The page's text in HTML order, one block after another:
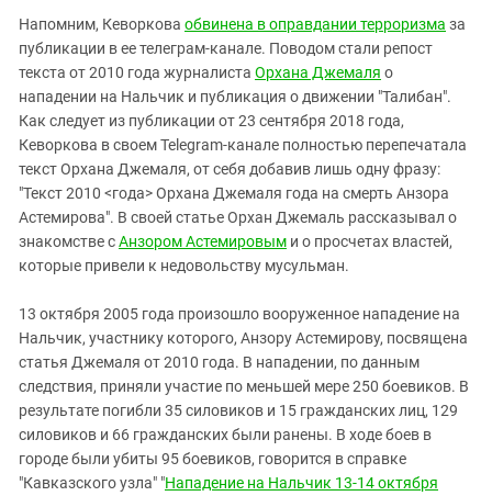
Напомним, Кеворкова обвинена в оправдании терроризма за
публикации в ее телеграм-канале. Поводом стали репост
текста от 2010 года журналиста Орхана Джемаля о
нападении на Нальчик и публикация о движении "Талибан".
Как следует из публикации от 23 сентября 2018 года,
Кеворкова в своем Telegram-канале полностью перепечатала
текст Орхана Джемаля, от себя добавив лишь одну фразу:
"Текст 2010 <года> Орхана Джемаля года на смерть Анзора
Астемирова". В своей статье Орхан Джемаль рассказывал о
знакомстве сАнзором Астемировым и о просчетах властей,
которые привели к недовольству мусульман.
13 октября 2005 года произошло вооруженное нападение на
Нальчик, участнику которого, Анзору Астемирову, посвящена
статья Джемаля от 2010 года. В нападении, по данным
следствия, приняли участие по меньшей мере 250 боевиков. В
результате погибли 35 силовиков и 15 гражданских лиц, 129
силовиков и 66 гражданских были ранены. В ходе боев в
городе были убиты 95 боевиков, говорится в справке
"Кавказского узла" "Нападение на Нальчик 13-14 октября